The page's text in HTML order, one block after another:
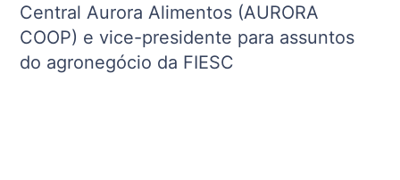
Central Aurora Alimentos (AURORA
COOP) e vice-presidente para assuntos
do agronegócio da FIESC